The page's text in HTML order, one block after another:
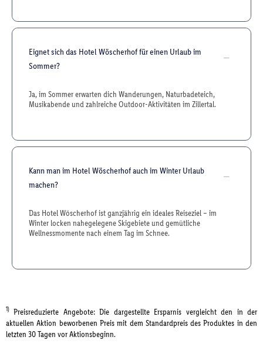
Eignet sich das Hotel Wöscherhof für einen Urlaub im
Sommer?
Ja, im Sommer erwarten dich Wanderungen, Naturbadeteich,
Musikabende und zahlreiche Outdoor-Aktivitäten im Zillertal.
Kann man im Hotel Wöscherhof auch im Winter Urlaub
machen?
Das Hotel Wöscherhof ist ganzjährig ein ideales Reiseziel – im
Winter locken nahegelegene Skigebiete und gemütliche
Wellnessmomente nach einem Tag im Schnee.
1) Preisreduzierte Angebote: Die dargestellte Ersparnis vergleicht den in der
aktuellen Aktion beworbenen Preis mit dem Standardpreis des Produktes in den
letzten 30 Tagen vor Aktionsbeginn.